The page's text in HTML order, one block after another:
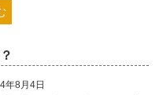
年8月4日